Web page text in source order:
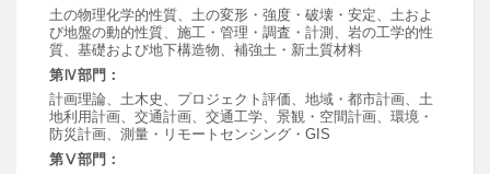
土の物理化学的性質、土の変形・強度・破壊・安定、土およ
び地盤の動的性質、施工・管理・調査・計測、岩の工学的性
質、基礎および地下構造物、補強土・新土質材料
第Ⅳ部門：
計画理論、土木史、プロジェクト評価、地域・都市計画、土
地利用計画、交通計画、交通工学、景観・空間計画、環境・
防災計画、測量・リモートセンシング・GIS
第Ⅴ部門：